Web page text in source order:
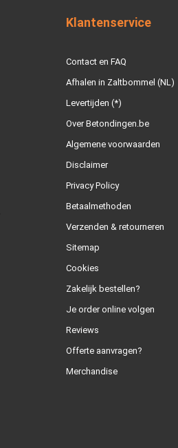
Klantenservice
Contact en FAQ
Afhalen in Zaltbommel (NL)
Levertijden (*)
Over Betondingen.be
Algemene voorwaarden
Disclaimer
Privacy Policy
Betaalmethoden
Verzenden & retourneren
Sitemap
Cookies
Zakelijk bestellen?
Je order online volgen
Reviews
Offerte aanvragen?
Merchandise